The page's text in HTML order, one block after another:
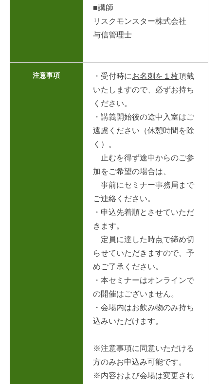
■講師
リスクモンスター株式会社
与信管理士
注意事項 ・受付時にお名刺を１枚頂戴
いたしますので、必ずお持ち
ください。
・講義開始後の途中入室はご
遠慮ください（休憩時間を除
く）。
止むを得ず途中からのご参
加をご希望の場合は、
事前にセミナー事務局まで
ご連絡ください。
・申込先着順とさせていただ
きます。
定員に達した時点で締め切
らせていただきますので、予
めご了承ください。
・本セミナーはオンラインで
の開催はございません。
・会場内はお飲み物のみ持ち
込みいただけます。
※注意事項に同意いただける
方のみお申込み可能です。
※内容および会場は変更され